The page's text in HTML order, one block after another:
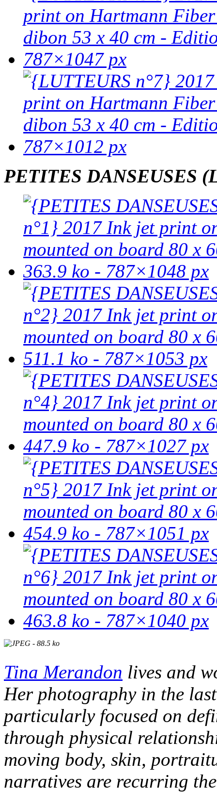
PETITES DANSEUSES
Tina Merandon lives and
Her photography in the
particularly focused on
through physical
moving body, skin,
narratives are recurring